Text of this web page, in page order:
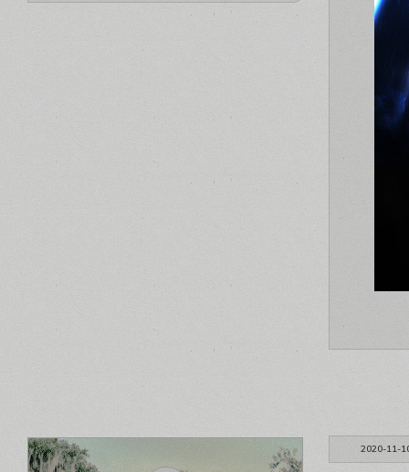
2020-11-